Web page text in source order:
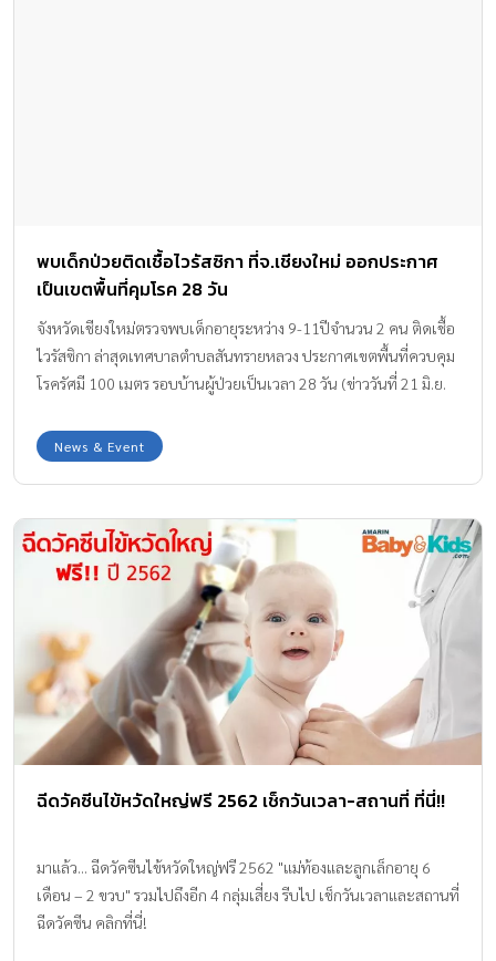
พบเด็กป่วยติดเชื้อไวรัสซิกา ที่จ.เชียงใหม่ ออกประกาศ
เป็นเขตพื้นที่คุมโรค 28 วัน
จังหวัดเชียงใหม่ตรวจพบเด็กอายุระหว่าง 9-11ปีจำนวน 2 คน ติดเชื้อ
ไวรัสซิกา ล่าสุดเทศบาลตำบลสันทรายหลวง ประกาศเขตพื้นที่ควบคุม
โรครัศมี 100 เมตร รอบบ้านผู้ป่วยเป็นเวลา 28 วัน (ข่าววันที่ 21 มิ.ย.
จังหวัดเชียงใหม่ เจ้าหน้าที่อาสาสมัครสาธารณสุขประจำหมู่บ้าน (อสม.)
ได้จัดการประชุมชี้แจงทำความเข้าใจและให้ความรู้เกี่ยวกับโรคติดเชื้อ
ตำบลสันทรายน้อย หลังจากที่มีการตรวจพบผู้ป่วยที่ยืนยันว่าป่วยด้วย
โรคติดเชื้อไวรัสซิกา (เมื่อวันที่ 20 มิ.ย. 59) ซึ่งทำให้ทางเทศบาลตำบล
สันทรายหลวง ต้องประกาศให้พื้นที่โดยรอบบ้านเลขที่ดังกล่าวทั้งหมด
ในรัศมี 100 เมตรเป็นเขตพื้นที่เป้าหมายในการควบคุมโรค ในระยะ
เวลา 28 วันนับตั้งแต่วันนี้เป็นต้นไป โดยที่เบื้องต้นจะมีการทำการฉีด
พ่นละอองกำจัดยุงลายที่เป็นพาหะของโรคตามบ้านเรือนต่อเนื่องทุก
วัน รวมทั้งทำลายแหล่งเพาะพันธุ์ยุงตามบ้านเรือน และสังเกตการณ์คัด
กรองผู้ที่อาจป่วยด้วยโรคนี้ โดยผู้ป่วยที่พบเป็นเด็กผู้ชาย อายุ 11 ขวบ
และเด็กผู้หญิง อายุ 9 ขวบ ซึ่งได้เข้ารับการรักษาตัวที่โรงพยาบาลจน
ขณะนี้อาการดีขึ้นเกือบเป็นปกติ และแพทย์ให้กลับไปรักษาตัวที่บ้าน
แล้ว ขณะที่นายแพทย์สาธารณสุขจังหวัดเชียงใหม่ […]
News & Event
ฉีดวัคซีนไข้หวัดใหญ่ฟรี 2562 เช็กวันเวลา-สถานที่ ที่นี่!!
มาแล้ว... ฉีดวัคซีนไข้หวัดใหญ่ฟรี 2562 "แม่ท้องและลูกเล็กอายุ 6
เดือน – 2 ขวบ" รวมไปถึงอีก 4 กลุ่มเสี่ยง รีบไป เช็กวันเวลาและสถานที่
ฉีดวัคซีน คลิกที่นี่!